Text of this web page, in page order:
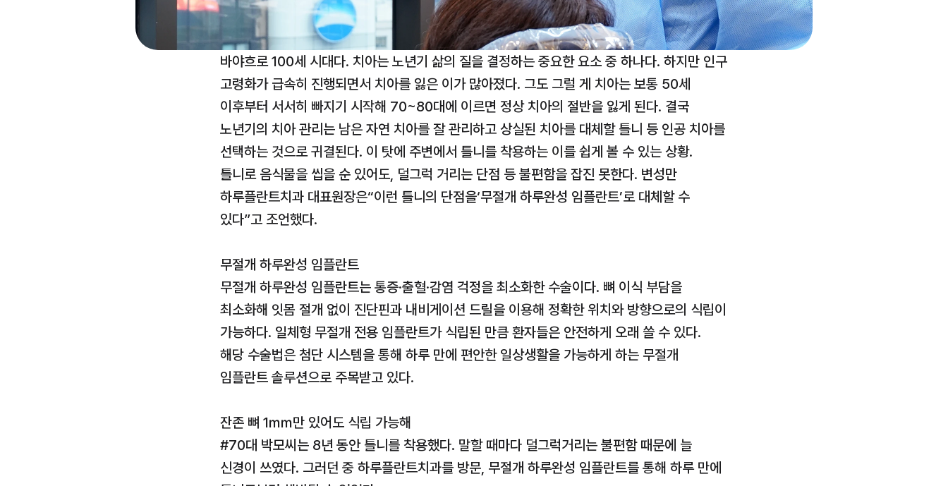
바야흐로 100세 시대다. 치아는 노년기 삶의 질을 결정하는 중요한 요소 중 하나다. 하지만 인구
고령화가 급속히 진행되면서 치아를 잃은 이가 많아졌다. 그도 그럴 게 치아는 보통 50세
이후부터 서서히 빠지기 시작해 70~80대에 이르면 정상 치아의 절반을 잃게 된다. 결국
노년기의 치아 관리는 남은 자연 치아를 잘 관리하고 상실된 치아를 대체할 틀니 등 인공 치아를
선택하는 것으로 귀결된다. 이 탓에 주변에서 틀니를 착용하는 이를 쉽게 볼 수 있는 상황.
틀니로 음식물을 씹을 순 있어도, 덜그럭 거리는 단점 등 불편함을 잡진 못한다. 변성만
하루플란트치과 대표원장은“이런 틀니의 단점을‘무절개 하루완성 임플란트’로 대체할 수
있다”고 조언했다.
무절개 하루완성 임플란트
무절개 하루완성 임플란트는 통증·출혈·감염 걱정을 최소화한 수술이다. 뼈 이식 부담을
최소화해 잇몸 절개 없이 진단핀과 내비게이션 드릴을 이용해 정확한 위치와 방향으로의 식립이
가능하다. 일체형 무절개 전용 임플란트가 식립된 만큼 환자들은 안전하게 오래 쓸 수 있다.
해당 수술법은 첨단 시스템을 통해 하루 만에 편안한 일상생활을 가능하게 하는 무절개
임플란트 솔루션으로 주목받고 있다.
잔존 뼈 1㎜만 있어도 식립 가능해
#70대 박모씨는 8년 동안 틀니를 착용했다. 말할 때마다 덜그럭거리는 불편함 때문에 늘
신경이 쓰였다. 그러던 중 하루플란트치과를 방문, 무절개 하루완성 임플란트를 통해 하루 만에